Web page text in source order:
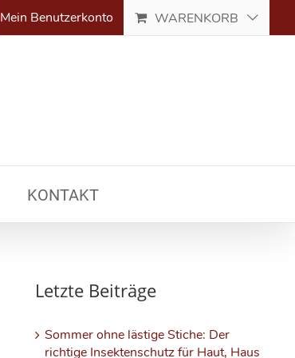
Mein Benutzerkonto WARENKORB
KONTAKT
Letzte Beiträge
Sommer ohne lästige Stiche: Der
richtige Insektenschutz für Haut, Haus